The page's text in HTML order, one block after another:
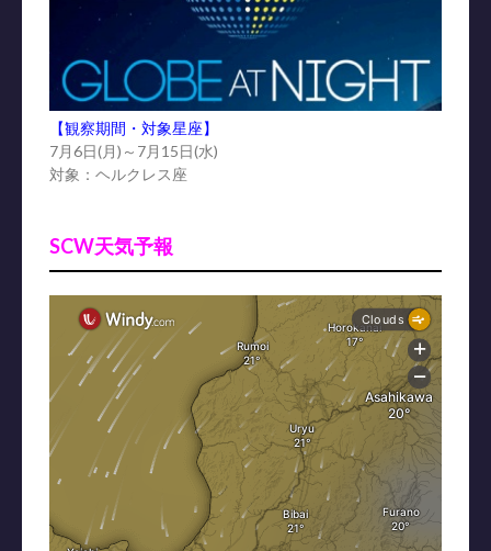
【観察期間・対象星座】
7月6日(月)～7月15日(水)
対象：ヘルクレス座
SCW天気予報